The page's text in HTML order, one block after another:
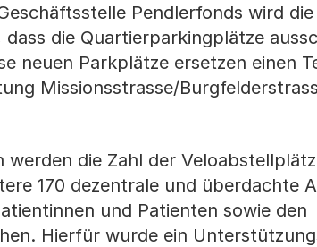
Pendlerfonds wird die
die Quartierparkingplätze
neuen Parkplätze ersetzen einen
Missionsstrasse/
werden die Zahl der
170 dezentrale und überdachte
und Patienten sowie den
Hierfür wurde ein